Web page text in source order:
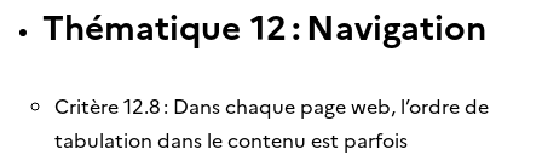
Thématique 12 : Navigation
Critère 12.8 : Dans chaque page web, l’ordre de
tabulation dans le contenu est parfois